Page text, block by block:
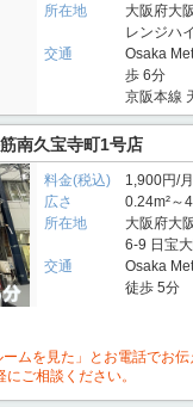
所在地
大阪府大
レンジハ
交通
Osaka
歩 6分
京阪本線
南久宝寺町1号店
料金(税込)
1,900円/
広さ
0.24m²～
所在地
大阪府大
6-9 日宝
交通
Osaka
徒歩 5分
ームを見た」とお電話でお
ご相談ください。